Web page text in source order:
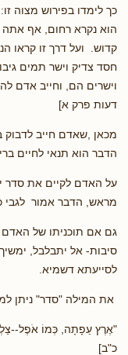
כך לימדו בפירוש מצוה
הוא נקרא רחום, אף
קדוש. ועל דרך זו קראו
חסד צדיק וישר תמים
וישרים הם, וחייב אדם
דעות פרק א]
מכאן ,שאדם חייב לדבוק
הדבר הוא תנאי לחיים
על האדם לקיים את סדר
מראש, הדבר אמור לגבי
גם אם תוכניתו של האדם
סיבות- אל יתבלבל,
לסייעתא דשמיא.
את המילה "סדר" ניתן
"אֶרֶץ עֵפָתָה, כְּמוֹ אֹפֶל--
כ"ב]